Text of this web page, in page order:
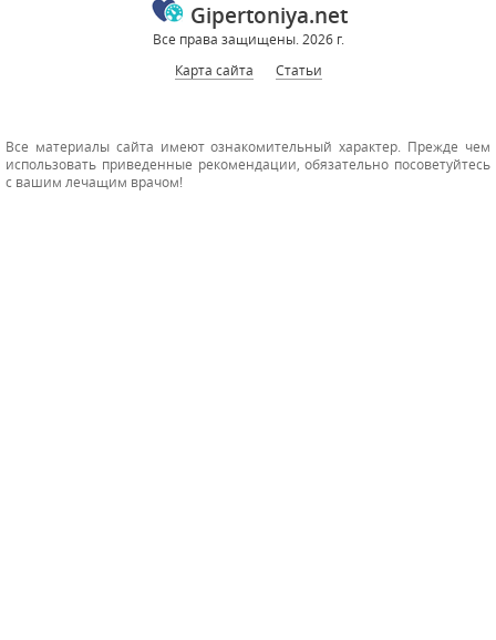
Gipertoniya.net
Все права защищены. 2026 г.
Карта сайта
Статьи
Все материалы сайта имеют ознакомительный характер. Прежде чем
использовать приведенные рекомендации, обязательно посоветуйтесь
с вашим лечащим врачом!